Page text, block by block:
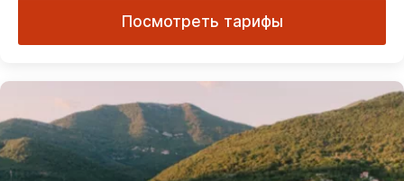
Посмотреть тарифы